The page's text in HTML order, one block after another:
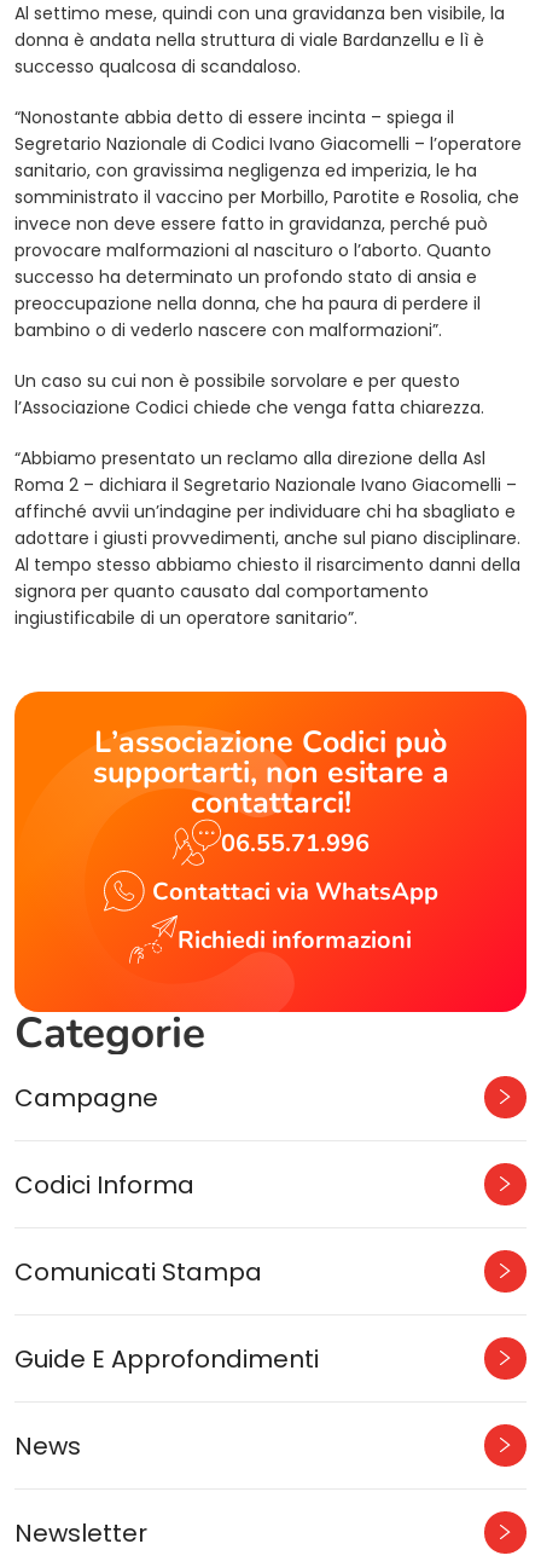
Al settimo mese, quindi con una gravidanza ben visibile, la
donna è andata nella struttura di viale Bardanzellu e lì è
successo qualcosa di scandaloso.
“Nonostante abbia detto di essere incinta – spiega il
Segretario Nazionale di Codici Ivano Giacomelli – l’operatore
sanitario, con gravissima negligenza ed imperizia, le ha
somministrato il vaccino per Morbillo, Parotite e Rosolia, che
invece non deve essere fatto in gravidanza, perché può
provocare malformazioni al nascituro o l’aborto. Quanto
successo ha determinato un profondo stato di ansia e
preoccupazione nella donna, che ha paura di perdere il
bambino o di vederlo nascere con malformazioni”.
Un caso su cui non è possibile sorvolare e per questo
l’Associazione Codici chiede che venga fatta chiarezza.
“Abbiamo presentato un reclamo alla direzione della Asl
Roma 2 – dichiara il Segretario Nazionale Ivano Giacomelli –
affinché avvii un’indagine per individuare chi ha sbagliato e
adottare i giusti provvedimenti, anche sul piano disciplinare.
Al tempo stesso abbiamo chiesto il risarcimento danni della
signora per quanto causato dal comportamento
ingiustificabile di un operatore sanitario”.
L’associazione Codici può
supportarti, non esitare a
contattarci!
06.55.71.996
Contattaci via WhatsApp
Richiedi informazioni
Categorie
Campagne
Codici Informa
Comunicati Stampa
Guide E Approfondimenti
News
Newsletter